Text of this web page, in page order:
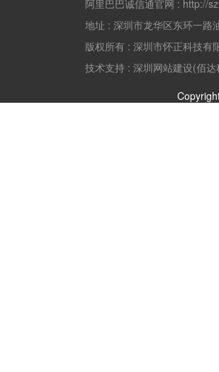
阿里巴巴诚信通官网 : http://
地址 : 深圳市龙华区东环一路
版权所有 : 深圳市怀正科技有
技术支持 : 深圳网站建设(佰达